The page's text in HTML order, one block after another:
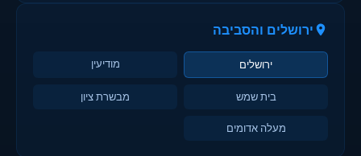
ירושלים והסביבה
ירושלים מודיעין
בית שמש מבשרת ציון
מעלה אדומים